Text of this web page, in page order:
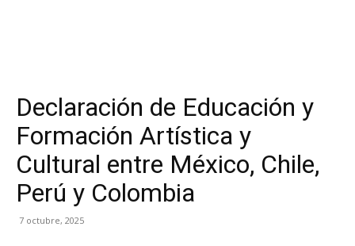
Declaración de Educación y
Formación Artística y
Cultural entre México, Chile,
Perú y Colombia
7 octubre, 2025